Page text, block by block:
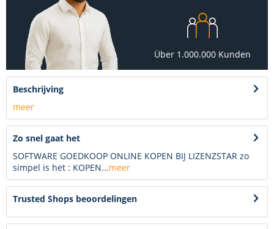
Über 1.000.000 Kunden
Beschrijving
meer
Zo snel gaat het
SOFTWARE GOEDKOOP ONLINE KOPEN BIJ LIZENZSTAR zo
simpel is het : KOPEN...meer
Trusted Shops beoordelingen